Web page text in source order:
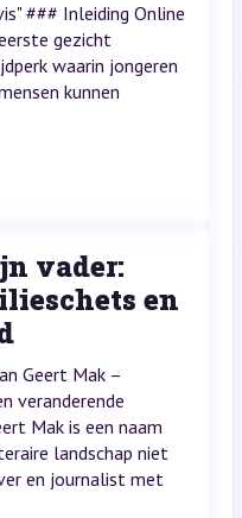
### Inleiding Online
gezicht
waarin jongeren
kunnen
vader:
en
Geert Mak –
veranderende
Mak is een naam
landschap niet
en journalist met